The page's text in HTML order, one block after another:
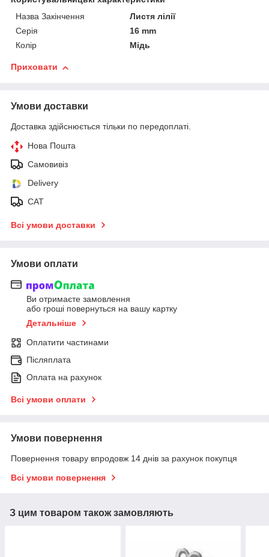
Назва Закінчення
Листя лілії
Серія
16 mm
Колір
Мідь
Приховати
Умови доставки
Доставка здійснюється тільки по передоплаті.
Нова Пошта
Самовивіз
Delivery
САТ
Всі умови доставки
Умови оплати
Ви отримаєте замовлення
або гроші повернуться на вашу картку
Детальніше
Оплатити частинами
Післяплата
Оплата на рахунок
Всі умови оплати
Умови повернення
Повернення товару впродовж 14 днів за рахунок покупця
Всі умови повернення
З цим товаром також замовляють